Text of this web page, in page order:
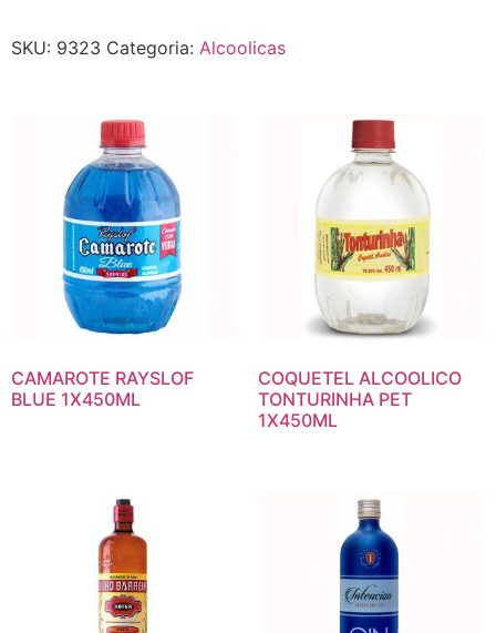
SKU: 9323 Categoria: Alcoolicas
CAMAROTE RAYSLOF
BLUE 1X450ML
COQUETEL ALCOOLICO
TONTURINHA PET
1X450ML